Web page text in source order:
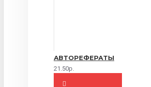
АВТОРЕФЕРАТЫ
21.50р.